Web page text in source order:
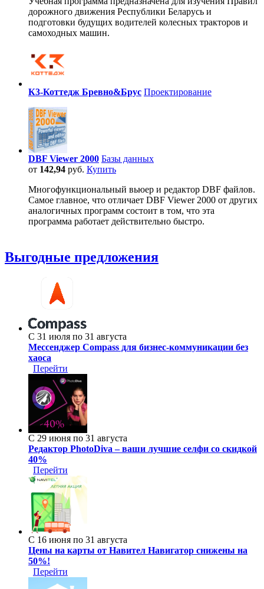
дорожного движения Республики Беларусь и
подготовки будущих водителей колесных тракторов и
самоходных машин.
К3-Коттедж Бревно&Брус Проектирование
DBF Viewer 2000 Базы данных
от 142,94 руб. Купить
Многофункциональный вьюер и редактор DBF файлов.
Самое главное, что отличает DBF Viewer 2000 от других
аналогичных программ состоит в том, что эта
программа работает действительно быстро.
Выгодные предложения
С 31 июля по 31 августа
Мессенджер Compass для бизнес-коммуникации без
хаоса
Перейти
С 29 июня по 31 августа
Редактор PhotoDiva – ваши лучшие селфи со скидкой
40%
Перейти
С 16 июня по 31 августа
Цены на карты от Навител Навигатор снижены на
50%!
Перейти